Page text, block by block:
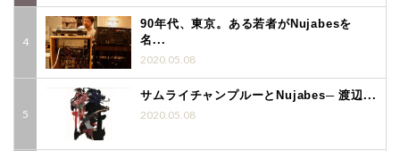
90年代、東京。ある若者がNujabesを
名...
2020.05.08
サムライチャンプルーとNujabes─ 渡辺...
2020.05.08